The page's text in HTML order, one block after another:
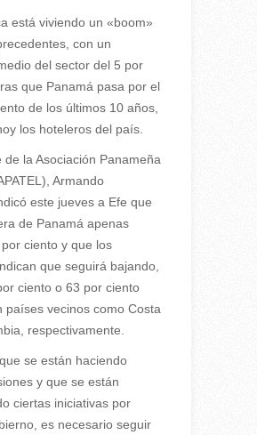
está viviendo un «boom»
con un
del sector del 5 por
que Panamá pasa por el
de los últimos 10 años,
los hoteleros del país.
de la Asociación Panameña
Armando
este jueves a Efe que
de Panamá apenas
ciento y que los
que seguirá bajando,
ciento o 63 por ciento
países vecinos como Costa
respectivamente.
se están haciendo
y que se están
ciertas iniciativas por
es necesario seguir